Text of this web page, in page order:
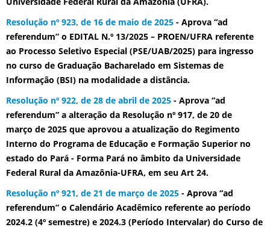
Resolução nº 923, de 16 de maio de 2025 - Aprova “ad
referendum” o EDITAL N.º 13/2025 – PROEN/UFRA referente
ao Processo Seletivo Especial (PSE/UAB/2025) para ingresso
no curso de Graduação Bacharelado em Sistemas de
Informação (BSI) na modalidade a distância.
Resolução nº 922, de 28 de abril de 2025 - Aprova “ad
referendum” a alteração da Resolução nº 917, de 20 de
março de 2025 que aprovou a atualização do Regimento
Interno do Programa de Educação e Formação Superior no
estado do Pará - Forma Pará no âmbito da Universidade
Federal Rural da Amazônia-UFRA, em seu Art 24.
Resolução nº 921, de 21 de março de 2025 - Aprova “ad
referendum” o Calendário Acadêmico referente ao período
2024.2 (4º semestre) e 2024.3 (Período Intervalar) do Curso de